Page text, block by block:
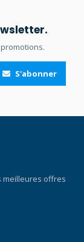
S'abonner
meilleures offres